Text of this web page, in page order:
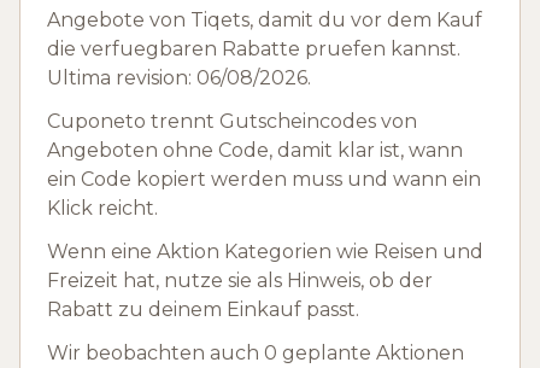
Angebote von Tiqets, damit du vor dem Kauf
die verfuegbaren Rabatte pruefen kannst.
Ultima revision: 06/08/2026.
Cuponeto trennt Gutscheincodes von
Angeboten ohne Code, damit klar ist, wann
ein Code kopiert werden muss und wann ein
Klick reicht.
Wenn eine Aktion Kategorien wie Reisen und
Freizeit hat, nutze sie als Hinweis, ob der
Rabatt zu deinem Einkauf passt.
Wir beobachten auch 0 geplante Aktionen